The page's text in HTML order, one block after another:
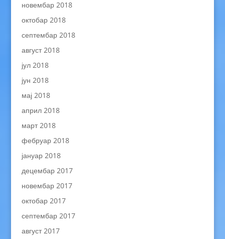
новембар 2018
октобар 2018
септембар 2018
август 2018
јул 2018
јун 2018
мај 2018
април 2018
март 2018
фебруар 2018
јануар 2018
децембар 2017
новембар 2017
октобар 2017
септембар 2017
август 2017